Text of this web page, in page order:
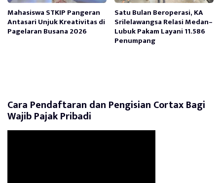
Mahasiswa STKIP Pangeran
Antasari Unjuk Kreativitas di
Pagelaran Busana 2026
Satu Bulan Beroperasi, KA
Srilelawangsa Relasi Medan–
Lubuk Pakam Layani 11.586
Penumpang
Cara Pendaftaran dan Pengisian Cortax Bagi
Wajib Pajak Pribadi